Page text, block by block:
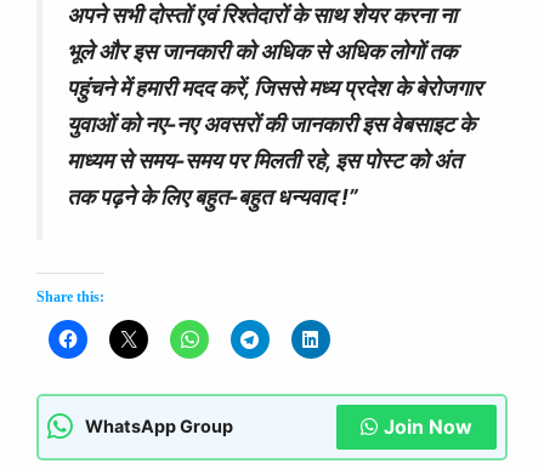
अपने सभी दोस्तों एवं रिश्तेदारों के साथ शेयर करना ना
भूले और इस जानकारी को अधिक से अधिक लोगों तक
पहुंचने में हमारी मदद करें, जिससे मध्य प्रदेश के बेरोजगार
युवाओं को नए-नए अवसरों की जानकारी इस वेबसाइट के
माध्यम से समय-समय पर मिलती रहे, इस पोस्ट को अंत
तक पढ़ने के लिए बहुत-बहुत धन्यवाद !”
Share this:
WhatsApp Group Join Now